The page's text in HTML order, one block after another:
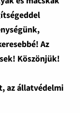
Az
Köszönjük!
az állatvédelmi